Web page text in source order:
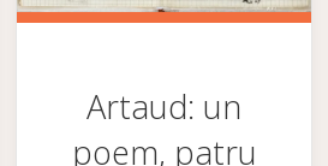
Artaud: un
poem, patru